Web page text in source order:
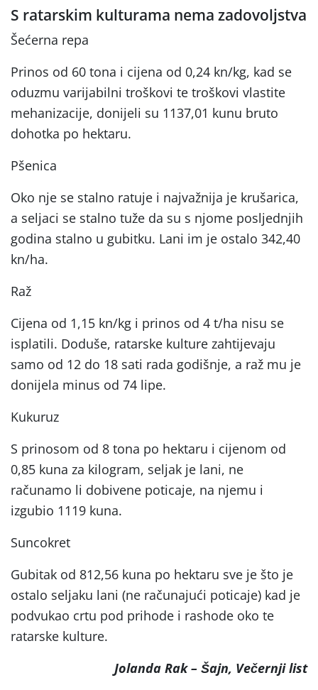
S ratarskim kulturama nema zadovoljstva
Šećerna repa
Prinos od 60 tona i cijena od 0,24 kn/kg, kad se
oduzmu varijabilni troškovi te troškovi vlastite
mehanizacije, donijeli su 1137,01 kunu bruto
dohotka po hektaru.
Pšenica
Oko nje se stalno ratuje i najvažnija je krušarica,
a seljaci se stalno tuže da su s njome posljednjih
godina stalno u gubitku. Lani im je ostalo 342,40
kn/ha.
Raž
Cijena od 1,15 kn/kg i prinos od 4 t/ha nisu se
isplatili. Doduše, ratarske kulture zahtijevaju
samo od 12 do 18 sati rada godišnje, a raž mu je
donijela minus od 74 lipe.
Kukuruz
S prinosom od 8 tona po hektaru i cijenom od
0,85 kuna za kilogram, seljak je lani, ne
računamo li dobivene poticaje, na njemu i
izgubio 1119 kuna.
Suncokret
Gubitak od 812,56 kuna po hektaru sve je što je
ostalo seljaku lani (ne računajući poticaje) kad je
podvukao crtu pod prihode i rashode oko te
ratarske kulture.
Jolanda Rak – Šajn, Večernji list